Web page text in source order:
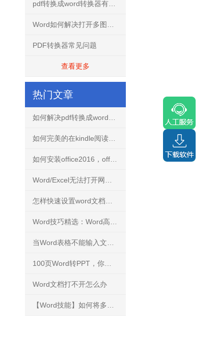
PDF转换器常见问题
查看更多
热门文章
Word文档打不开怎么办